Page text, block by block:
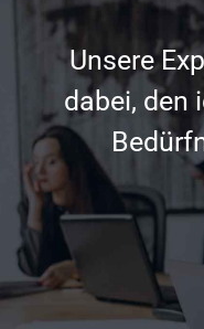
Unsere
dabei, den